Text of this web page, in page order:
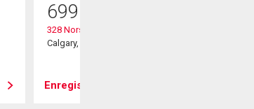
699 900
328 Norseman Road Nw
Calgary, AB
Enregistrer